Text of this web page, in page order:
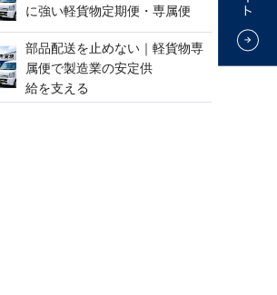
に強い軽貨物定期便 ・ 専 属 便
部品配送を止めない｜軽貨物専
属便で製造業の安定供
給 を 支 え る